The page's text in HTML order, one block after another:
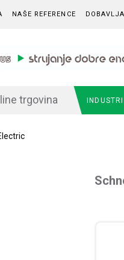
NAŠE REFERENCE
trgovina